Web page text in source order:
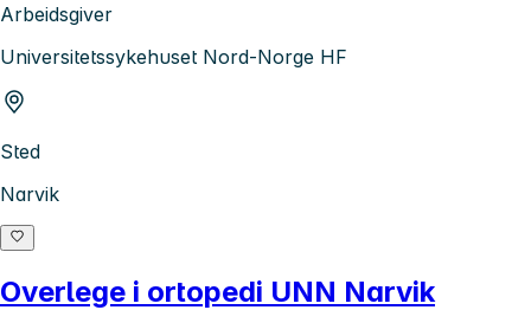
Arbeidsgiver
Universitetssykehuset Nord-Norge HF
Sted
Narvik
Overlege i ortopedi UNN Narvik